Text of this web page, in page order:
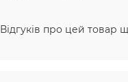
Відгуків про цей товар